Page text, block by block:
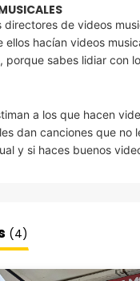
de videos
hacían videos
sabes lidiar con
a los que hacen
dan canciones que
y si haces buenos
(4)